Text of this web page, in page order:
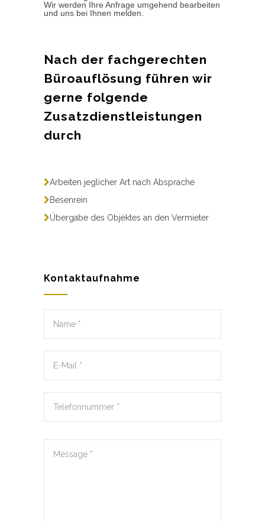
Wir werden Ihre Anfrage umgehend bearbeiten
und uns bei Ihnen melden.
Nach der fachgerechten
Büroauflösung führen wir
gerne folgende
Zusatzdienstleistungen
durch
Arbeiten jeglicher Art nach Absprache
Besenrein
Übergabe des Objektes an den Vermieter
Kontaktaufnahme